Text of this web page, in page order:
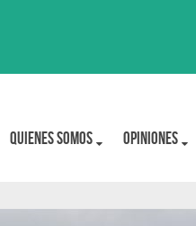
Quienes Somos OPINIONES